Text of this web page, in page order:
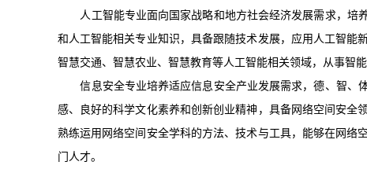
人工智能专业面向国家战略和地方社会经济发展需求，培养
和人工智能相关专业知识，具备跟随技术发展，应用人工智
智慧交通、智慧农业、智慧教育等人工智能相关领域，从事智
信息安全专业培养适应信息安全产业发展需求，德、智、体
感、良好的科学文化素养和创新创业精神，具备网络空间安
熟练运用网络空间安全学科的方法、技术与工具，能够在网
门人才。